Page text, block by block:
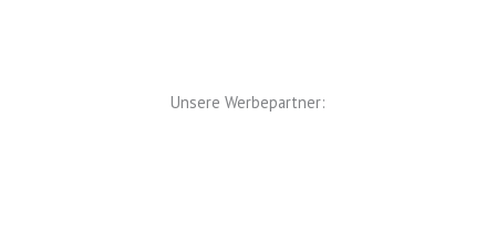
Unsere Werbepartner: